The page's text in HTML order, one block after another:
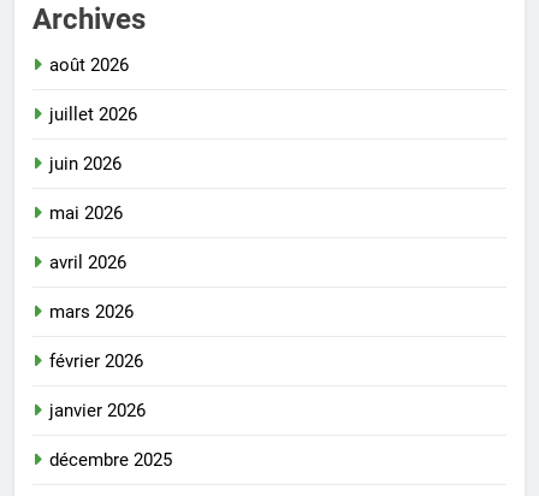
Archives
août 2026
juillet 2026
juin 2026
mai 2026
avril 2026
mars 2026
février 2026
janvier 2026
décembre 2025